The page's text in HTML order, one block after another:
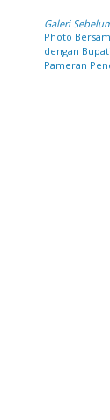
Galeri
Photo
dengan
Pameran